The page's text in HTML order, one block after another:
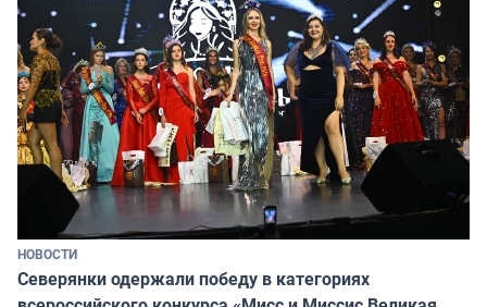
НОВОСТИ
Северянки одержали победу в категориях